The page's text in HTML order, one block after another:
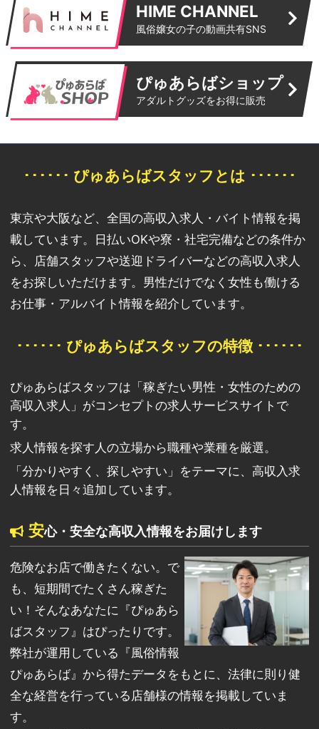
HIME CHANNEL
風俗嬢女の子の動画共有SNS
ぴゅあらばショップ
アダルトグッズをお得に販売
･･････ ぴゅあらばスタッフとは ･･････
東京や大阪など、全国の高収入求人・バイト情報を掲
載しています。日払いOKや寮・社宅完備などの条件か
ら、店舗スタッフや送迎ドライバーなどの高収入求人
をお探しいただけます。男性だけでなく女性も働ける
お仕事・アルバイト情報を紹介しています。
･･････ ぴゅあらばスタッフの特徴 ･･････
ぴゅあらばスタッフは「稼ぎたい男性・女性のための
高収入求人」がコンセプトの求人サービスサイトで
す。
求人情報を探す人の立場から職種や業種を厳選。
「分かりやすく、探しやすい」をテーマに、高収入求
人情報を日々追加しています。
安心・安全な高収入情報をお届けします
危険なお店で働きたくない。で
も、短期間でたくさん稼ぎた
い！そんなあなたに『ぴゅあら
ばスタッフ』はぴったりです。
弊社が運用している『風俗情報
ぴゅあらば』から得たデータをもとに、法律に則り健
全な経営を行っている店舗様の情報を掲載していま
す。